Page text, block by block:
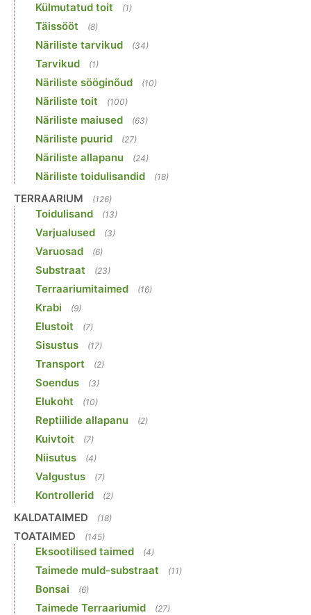
Külmutatud toit (1)
Täissööt (8)
Näriliste tarvikud (34)
Tarvikud (1)
Näriliste sööginõud (10)
Näriliste toit (100)
Näriliste maiused (63)
Näriliste puurid (27)
Näriliste allapanu (24)
Näriliste toidulisandid (18)
TERRAARIUM (126)
Toidulisand (13)
Varjualused (3)
Varuosad (6)
Substraat (23)
Terraariumitaimed (16)
Krabi (9)
Elustoit (7)
Sisustus (17)
Transport (2)
Soendus (3)
Elukoht (10)
Reptiilide allapanu (2)
Kuivtoit (7)
Niisutus (4)
Valgustus (7)
Kontrollerid (2)
KALDATAIMED (18)
TOATAIMED (145)
Eksootilised taimed (4)
Taimede muld-substraat (11)
Bonsai (6)
Taimede Terraariumid (27)